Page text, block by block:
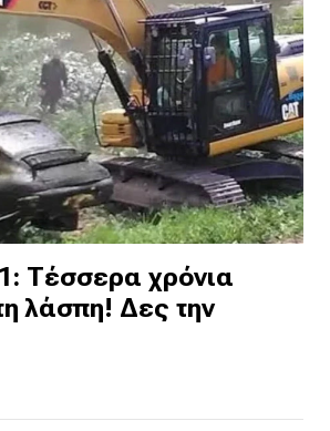
Τέσσερα χρόνια
λάσπη! Δες την